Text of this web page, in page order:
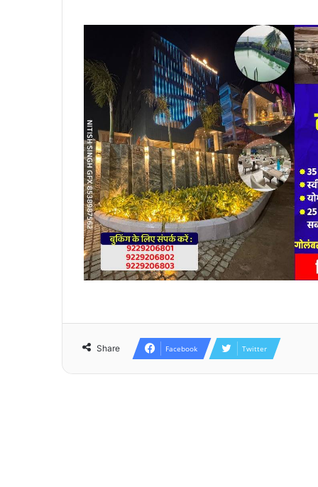
Share Facebook Twitter